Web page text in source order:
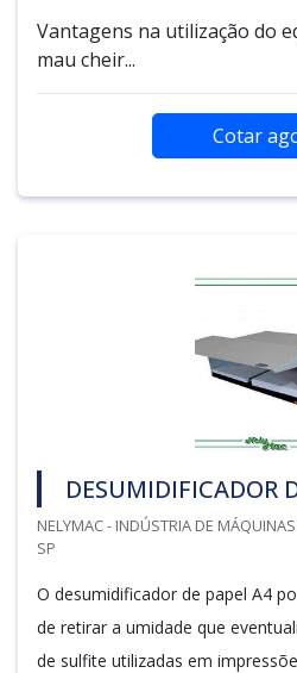
Vantagens na utilização do
mau cheir...
Cotar
DESUMIDIFICADOR
NELYMAC - INDÚSTRIA DE
SP
O desumidificador de papel A4
de retirar a umidade que
de sulfite utilizadas em